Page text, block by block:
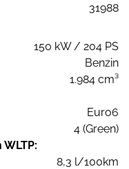
31988
150 kW / 204 PS
Benzin
1.984 cm³
Euro6
4 (Green)
8,3 l/100km